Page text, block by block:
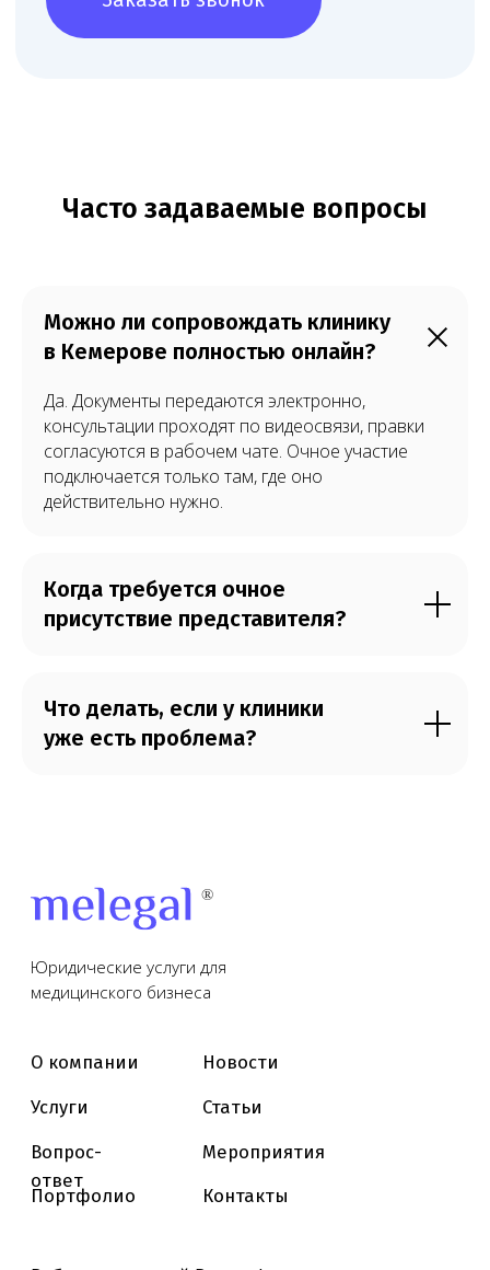
Можно ли сопровождать клинику
в Кемерове полностью онлайн?
Да. Документы передаются электронно,
консультации проходят по видеосвязи, правки
согласуются в рабочем чате. Очное участие
подключается только там, где оно
действительно нужно.
Когда требуется очное
присутствие представителя?
Что делать, если у клиники
уже есть проблема?